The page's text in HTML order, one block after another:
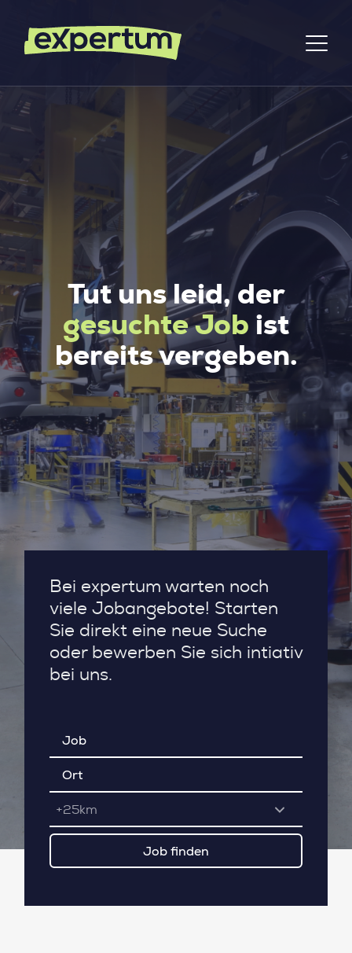
Tut uns leid, der
gesuchte Job ist
bereits vergeben.
Bei expertum warten noch
viele Jobangebote! Starten
Sie direkt eine neue Suche
oder bewerben Sie sich intiativ
bei uns.
+25km